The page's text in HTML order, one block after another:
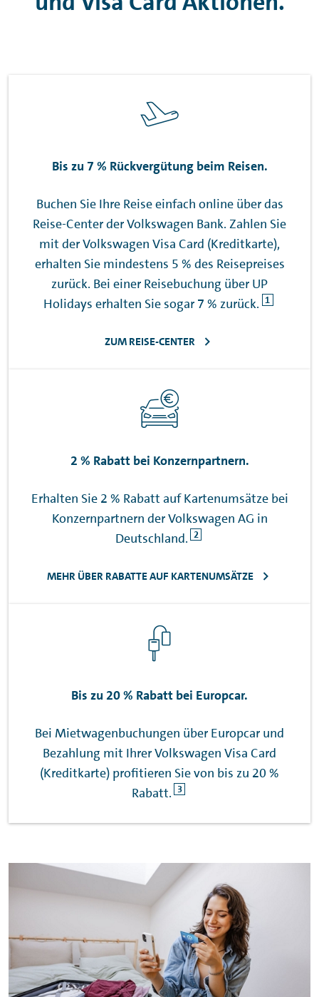
Bis zu 7 % Rückvergütung beim Reisen.
Buchen Sie Ihre Reise einfach online über das
Reise-Center der Volkswagen Bank. Zahlen Sie
mit der Volkswagen Visa Card (Kreditkarte),
erhalten Sie mindestens 5 % des Reisepreises
zurück. Bei einer Reisebuchung über UP
Holidays erhalten Sie sogar 7 % zurück. 1
ZUM REISE-CENTER
2 % Rabatt bei Konzernpartnern.
Erhalten Sie 2 % Rabatt auf Kartenumsätze bei
Konzernpartnern der Volkswagen AG in
Deutschland. 2
MEHR ÜBER RABATTE AUF KARTENUMSÄTZE
Bis zu 20 % Rabatt bei Europcar.
Bei Mietwagenbuchungen über Europcar und
Bezahlung mit Ihrer Volkswagen Visa Card
(Kreditkarte) profitieren Sie von bis zu 20 %
Rabatt. 3